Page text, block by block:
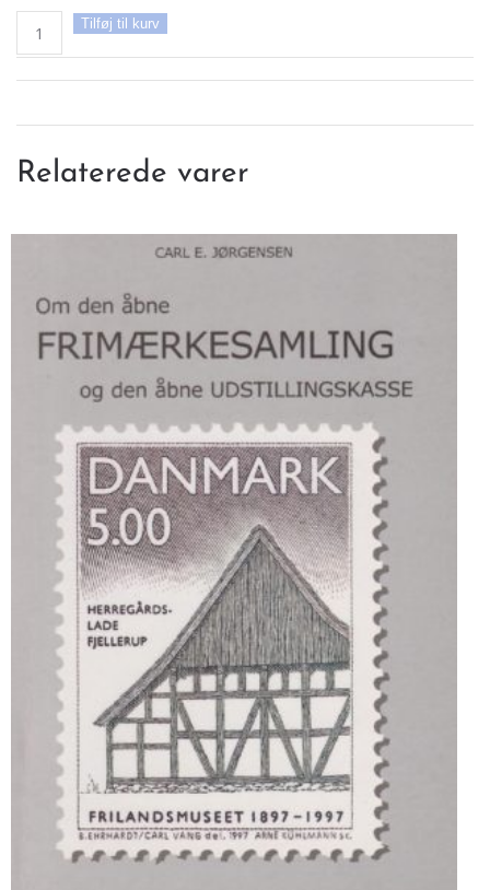
Tekstmaskine
stempler
Tilføj til kurv
Relaterede varer